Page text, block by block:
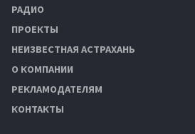
РАДИО
ПРОЕКТЫ
НЕИЗВЕСТНАЯ АСТРАХАНЬ
О КОМПАНИИ
РЕКЛАМОДАТЕЛЯМ
КОНТАКТЫ